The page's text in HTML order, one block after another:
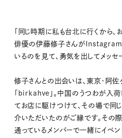
「同じ時期に私も台北に行くから
俳優の伊藤修子さんがInstagram
いるのを見て、勇気を出してメッセ
修子さんとの出会いは、東京・阿
「birkahve」。中国のうつわが入荷
てお店に駆けつけて、その場で同
介いただいたのがご縁です。その
通っているメンバーで一緒にイベン